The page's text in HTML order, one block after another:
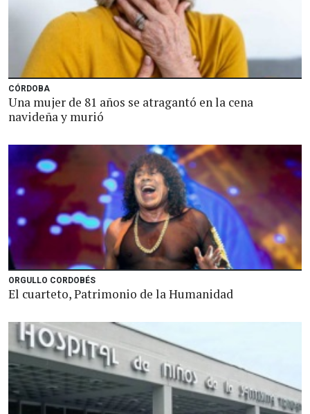
CÓRDOBA
Una mujer de 81 años se atragantó en la cena
navideña y murió
ORGULLO CORDOBÉS
El cuarteto, Patrimonio de la Humanidad